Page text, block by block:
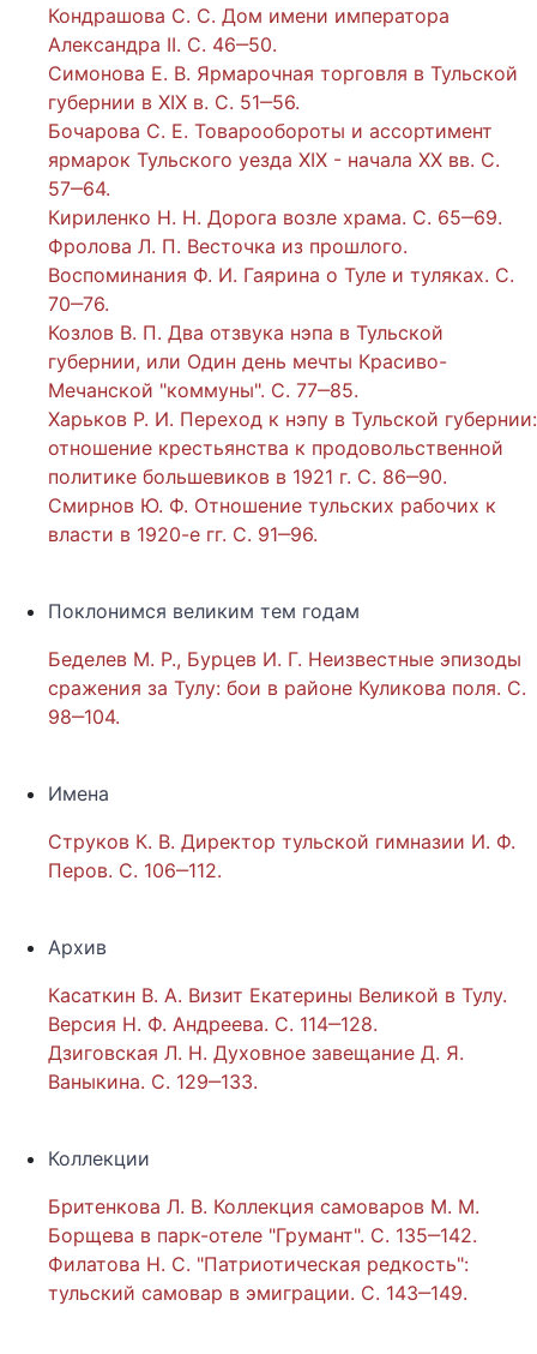
Кондрашова С. С. Дом имени императора
Александра II. С. 46‒50.
Симонова Е. В. Ярмарочная торговля в Тульской
губернии в XIX в. С. 51‒56.
Бочарова С. Е. Товарообороты и ассортимент
ярмарок Тульского уезда XIX - начала XX вв. С.
57‒64.
Кириленко Н. Н. Дорога возле храма. С. 65‒69.
Фролова Л. П. Весточка из прошлого.
Воспоминания Ф. И. Гаярина о Туле и туляках. С.
70‒76.
Козлов В. П. Два отзвука нэпа в Тульской
губернии, или Один день мечты Красиво-
Мечанской "коммуны". С. 77‒85.
Харьков Р. И. Переход к нэпу в Тульской губернии:
отношение крестьянства к продовольственной
политике большевиков в 1921 г. С. 86‒90.
Смирнов Ю. Ф. Отношение тульских рабочих к
власти в 1920-е гг. С. 91‒96.
Поклонимся великим тем годам
Беделев М. Р., Бурцев И. Г. Неизвестные эпизоды
сражения за Тулу: бои в районе Куликова поля. С.
98‒104.
Имена
Струков К. В. Директор тульской гимназии И. Ф.
Перов. С. 106‒112.
Архив
Касаткин В. А. Визит Екатерины Великой в Тулу.
Версия Н. Ф. Андреева. С. 114‒128.
Дзиговская Л. Н. Духовное завещание Д. Я.
Ваныкина. С. 129‒133.
Коллекции
Бритенкова Л. В. Коллекция самоваров М. М.
Борщева в парк-отеле "Грумант". С. 135‒142.
Филатова Н. С. "Патриотическая редкость":
тульский самовар в эмиграции. С. 143‒149.